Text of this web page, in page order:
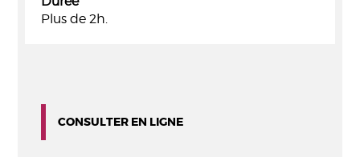
Plus de 2h.
CONSULTER EN LIGNE